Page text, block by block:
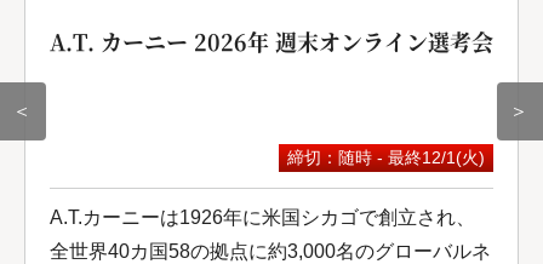
＜
A.T. カーニー 2026年 週末オンライン選考会
締切：随時 - 最終12/1(火)
A.T.カーニーは1926年に米国シカゴで創立され、
全世界40カ国58の拠点に約3,000名のグローバルネ
＞